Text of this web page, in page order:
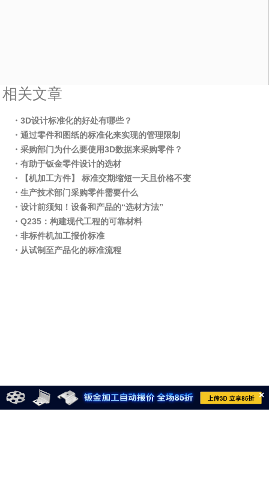
相关文章
・3D设计标准化的好处有哪些？
・通过零件和图纸的标准化来实现的管理限制
・采购部门为什么要使用3D数据来采购零件？
・有助于钣金零件设计的选材
・【机加工方件】 标准交期缩短一天且价格不变
・生产技术部门采购零件需要什么
・设计前须知！设备和产品的“选材方法”
・Q235：构建现代工程的可靠材料
・非标件机加工报价标准
・从试制至产品化的标准流程
×